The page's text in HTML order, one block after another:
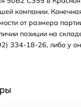
компании.
от размера
позиции на
334-18-26, либо у